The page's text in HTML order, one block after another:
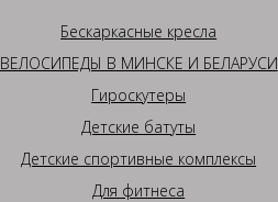
Бескаркасные кресла
ВЕЛОСИПЕДЫ В МИНСКЕ И БЕЛАРУСИ
Гироскутеры
Детские батуты
Детские спортивные комплексы
Для фитнеса